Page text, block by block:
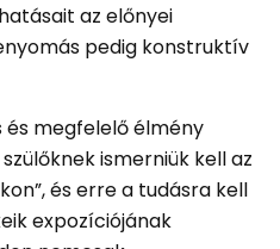
az előnyei
pedig konstruktív
és megfelelő élmény
ismerniük kell az
és erre a tudásra kell
expozíciójának